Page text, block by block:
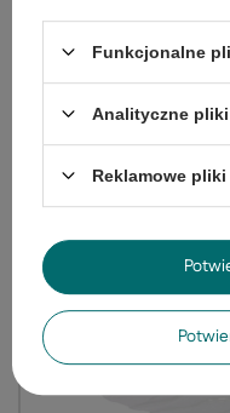
niezwłocznie, najciekawsze
Produkty
PROMOCJA
Funkcjonalne
Analityczne
Reklamowe